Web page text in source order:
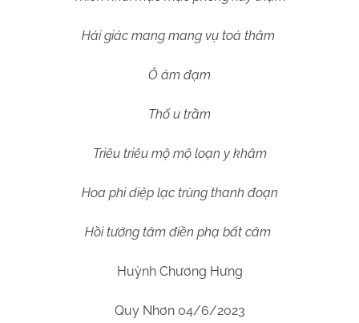
Hải giác mang mang vụ toả thâm
Ô ảm đạm
Thố u trầm
Triêu triêu mộ mộ loạn y khâm
Hoa phi diệp lạc trùng thanh đoạn
Hồi tưởng tâm điền phạ bất câm
Huỳnh Chương Hưng
Quy Nhơn 04/6/2023